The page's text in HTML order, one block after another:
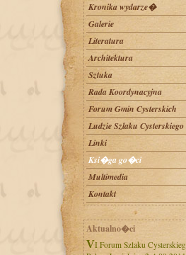
Kronika wydarze�
Galerie
Literatura
Architektura
Sztuka
Rada Koordynacyjna
Forum Gmin Cysterskich
Ludzie Szlaku Cysterskiego
Linki
Ksi�ga go�ci
Multimedia
Kontakt
Aktualno�ci
VI Forum Szlaku Cysterskiego w